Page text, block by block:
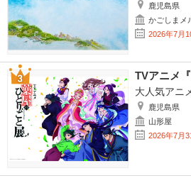
鹿児島県
かごしま
2026年7月
TVアニメ
大人気アニ
鹿児島県
山形屋
2026年7月